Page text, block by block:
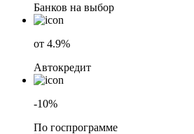
Банков на выбор
от 4.9%
Автокредит
-10%
По госпрограмме